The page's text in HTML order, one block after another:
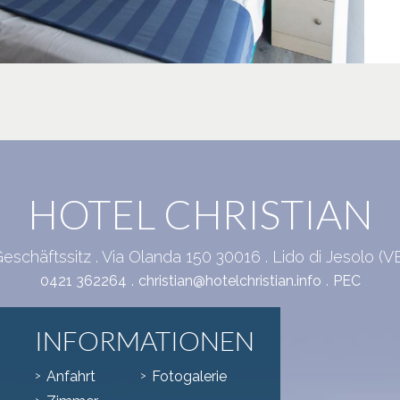
HOTEL CHRISTIAN
. Via Olanda 150 30016 . Lido di Jesolo
0421 362264 . christian@hotelchristian.info . PEC
INFORMATIONEN
Anfahrt
Fotogalerie